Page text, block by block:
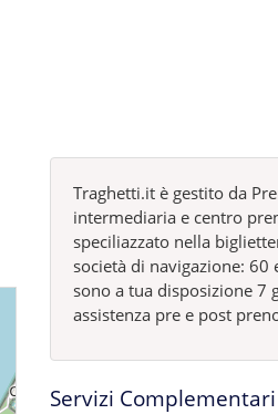
Traghetti.it è gestito da
intermediaria e centro
speciliazzato nella
società di navigazione: 60
sono a tua disposizione 7
assistenza pre e post
Servizi Complementari